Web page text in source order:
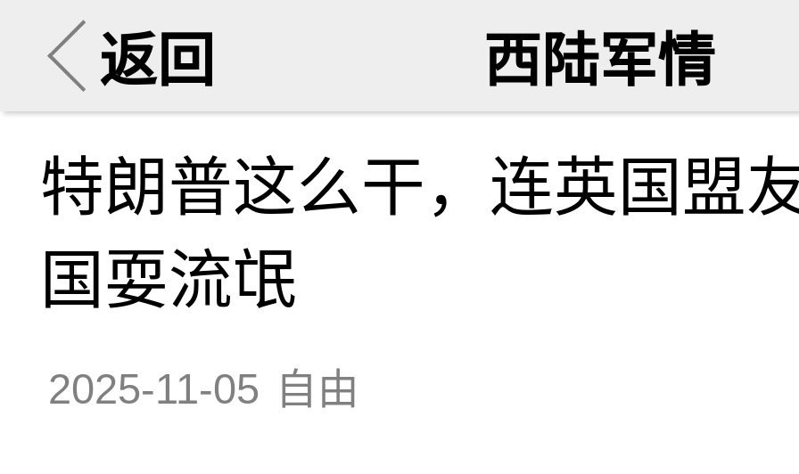
返回 西陆军情
特朗普这么干，连英国盟
国耍流氓
2025-11-05 自由